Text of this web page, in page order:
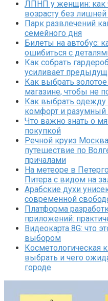
ЛПНП у женщин: как
возрасту без лишней
Парк развлечений
семейного дня
Билеты на автобус:
ошибиться с
Как собрать
усиливает
Как выбрать
магазине, чтобы не
Как выбрать одежду
комфорт и разумный
Что важно знать о
покупкой
Речной круиз
путешествие по
причалами
На метеоре в
Питера с видом на
Арабские духи
современной
Платформа
приложений:
Видеокарта 8G: что
выбором
Косметологическая
выбрать и чего
городе